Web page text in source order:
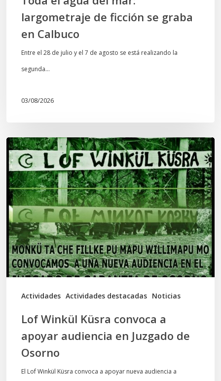
largometraje de ficción se graba
en Calbuco
Entre el 28 de julio y el 7 de agosto se está realizando la
segunda…
03/08/2026
Actividades Actividades destacadas Noticias
Lof
Winkül
Küsra
convoca
a
apoyar
audiencia
en
Juzgado
Lof Winkül Küsra convoca a
apoyar audiencia en Juzgado de
Osorno
El Lof Winkül Küsra convoca a apoyar nueva audiencia a